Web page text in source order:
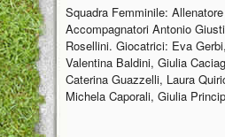
Squadra Femminile:
Accompagnatori Antonio
Rosellini. Giocatrici: Eva
Valentina Baldini, Giulia
Caterina Guazzelli, Laura
Michela Caporali, Giulia